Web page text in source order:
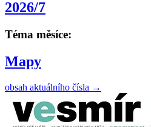
2026/7
Téma měsíce:
Mapy
obsah aktuálního čísla →